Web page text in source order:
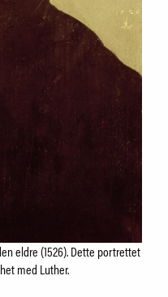
eldre (1526). Dette portrettet
med Luther.